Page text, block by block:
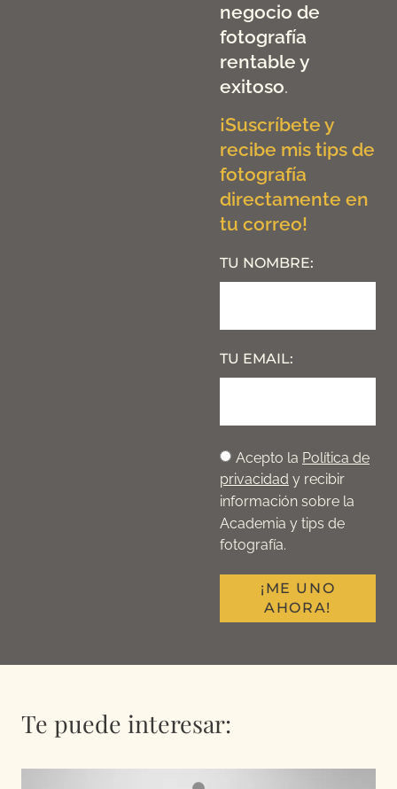
negocio de
fotografía
rentable y
exitoso.
¡Suscríbete y
recibe mis tips de
fotografía
directamente en
tu correo!
TU NOMBRE:
TU EMAIL:
Acepto la Política de
privacidad y recibir
información sobre la
Academia y tips de
fotografía.
¡ME UNO
AHORA!
Te puede interesar: